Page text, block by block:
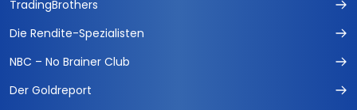
TradingBrothers
Die Rendite-Spezialisten
NBC – No Brainer Club
Der Goldreport